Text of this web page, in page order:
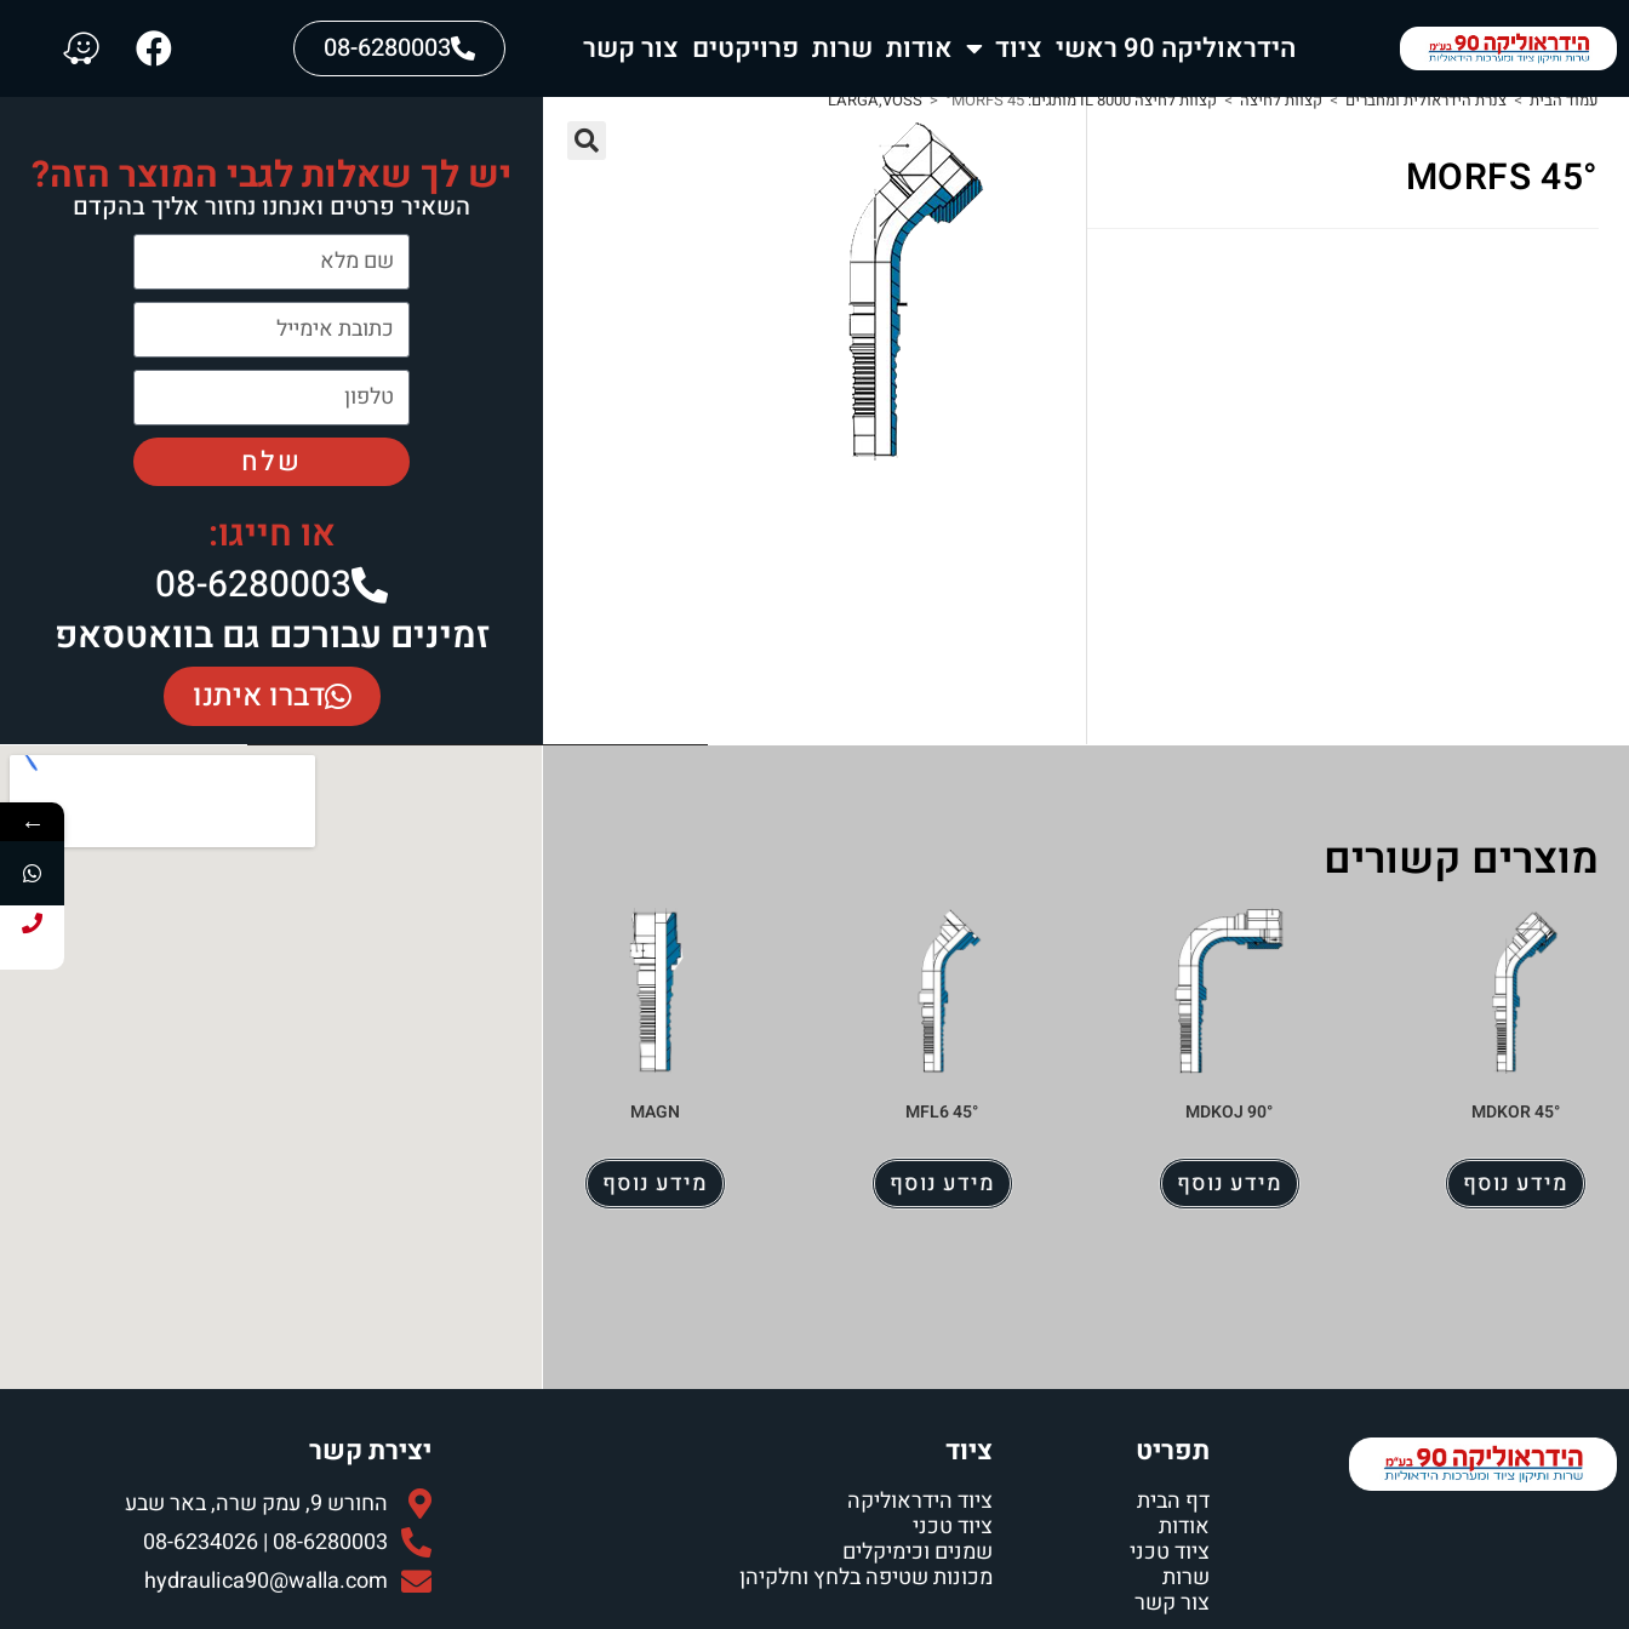
הידראוליקה 90 ראשי ציוד אודות שרות פרויקטים צור קשר 08-6280003
עמוד הבית > צנרת הידראולית ומחברים > קצוות לחיצה > קצוות לחיצה IL 8000 מותגים: LARGA,VOSS > °MORFS 45
°MORFS 45 יש לך שאלות לגבי המוצר הזה?
השאיר פרטים ואנחנו נחזור אליך בהקדם
שלח
או חייגו:
08-6280003​
זמינים עבורכם גם בוואטסאפ
דברו איתנו
מוצרים קשורים
°MDKOR 45
מידע נוסף
°MDKOJ 90
מידע נוסף
MFL6 45°
מידע נוסף
MAGN
מידע נוסף
תפריט
דף הבית
אודות
ציוד טכני
שרות
צור קשר
ציוד
ציוד הידראוליקה
ציוד טכני
שמנים וכימיקלים
מכונות שטיפה בלחץ וחלקיהן
יצירת קשר
החורש 9, עמק שרה, באר שבע
08-6280003 | 08-6234026
hydraulica90@walla.com
←